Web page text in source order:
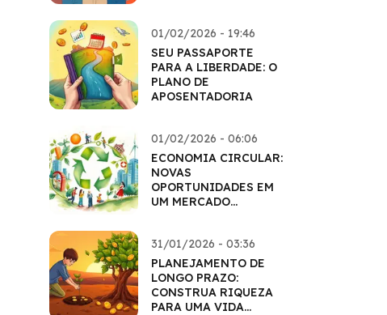
01/02/2026 - 19:46
SEU PASSAPORTE
PARA A LIBERDADE: O
PLANO DE
APOSENTADORIA
01/02/2026 - 06:06
ECONOMIA CIRCULAR:
NOVAS
OPORTUNIDADES EM
UM MERCADO
31/01/2026 - 03:36
PLANEJAMENTO DE
LONGO PRAZO:
CONSTRUA RIQUEZA
PARA UMA VIDA